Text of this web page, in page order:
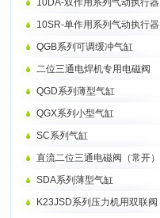
10DA-双作用系列气动执行器
10SR-单作用系列气动执行器
QGB系列可调缓冲气缸
二位三通电焊机专用电磁阀
QGD系列薄型气缸
QGX系列小型气缸
SC系列气缸
直流二位三通电磁阀（常开）
SDA系列薄型气缸
K23JSD系列压力机用双联阀